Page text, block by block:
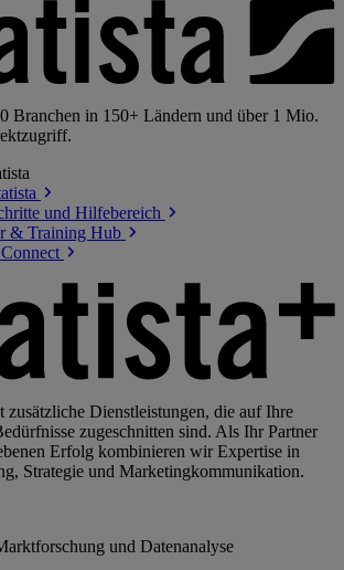
Branchen in 150+ Ländern und über 1 Mio.
und Hilfebereich
& Training Hub
Connect
zusätzliche Dienstleistungen, die auf Ihre
zugeschnitten sind. Als Ihr Partner
Erfolg kombinieren wir Expertise in
Strategie und Marketingkommunikation.
und Datenanalyse